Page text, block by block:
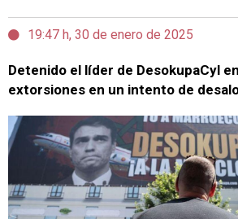
19:47 h, 30 de enero de 2025
Detenido el líder de DesokupaCyl
extorsiones en un intento de